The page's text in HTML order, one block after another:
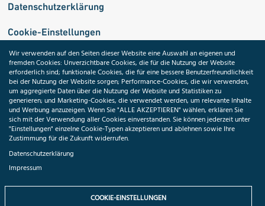
Datenschutzerklärung
Cookie-Einstellungen
Medizininformatik-Initiative
ToolPool Gesundheitsforschung
Folgen Sie uns:
Wir verwenden auf den Seiten dieser Website eine Auswahl an eigenen und
fremden Cookies: Unverzichtbare Cookies, die für die Nutzung der Website
erforderlich sind; funktionale Cookies, die für eine bessere Benutzerfreundlichkeit
bei der Nutzung der Website sorgen; Performance-Cookies, die wir verwenden,
um aggregierte Daten über die Nutzung der Website und Statistiken zu
generieren; und Marketing-Cookies, die verwendet werden, um relevante Inhalte
und Werbung anzuzeigen. Wenn Sie "ALLE AKZEPTIEREN" wählen, erklären Sie
sich mit der Verwendung aller Cookies einverstanden. Sie können jederzeit unter
"Einstellungen" einzelne Cookie-Typen akzeptieren und ablehnen sowie Ihre
Zustimmung für die Zukunft widerrufen.
Datenschutzerklärung
Impressum
COOKIE-EINSTELLUNGEN